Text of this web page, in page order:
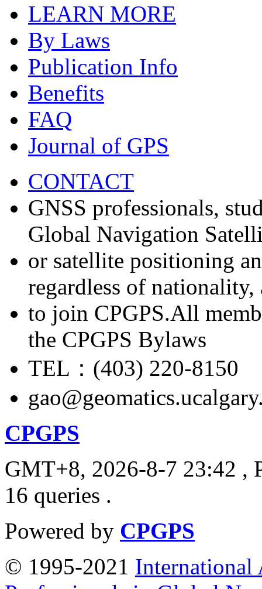
LEARN MORE
By Laws
Publication Info
Benefits
FAQ
Journal of GPS
CONTACT
GNSS professionals,
Global Navigation
or satellite positioning
regardless of nationality,
to join CPGPS.All
the CPGPS Bylaws
TEL：(403) 220-8150
CPGPS
GMT+8, 2026-8-7 23:42 ,
16 queries .
Powered by CPGPS
© 1995-2021 International